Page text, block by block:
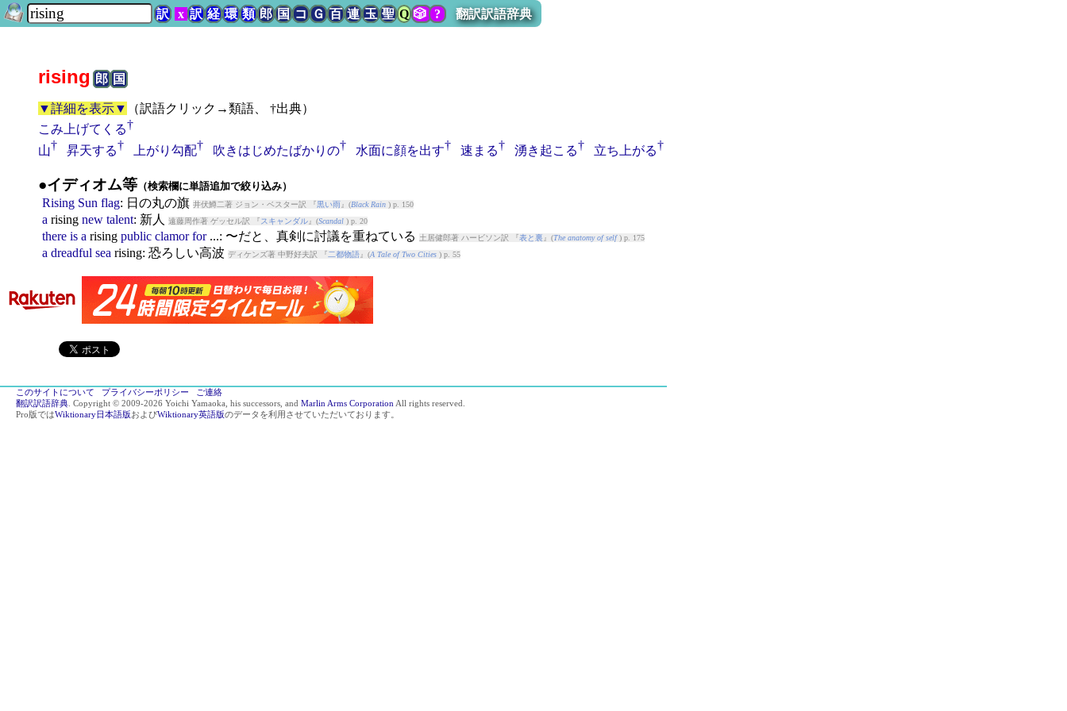
訳 x 訳 経 環 類 郎 国 コ Ｇ 百 連 玉 聖 Q 🎲? 翻訳訳語辞典
rising郎 国
▼詳細を表示▼ （訳語クリック→類語、 †出典）
こみ上げてくる†
山† 昇天する† 上がり勾配† 吹きはじめたばかりの† 水面に顔を出す† 速まる† 湧き起こる† 立ち上がる†
●イディオム等 （検索欄に単語追加で絞り込み）
Rising Sun flag: 日の丸の旗 井伏鱒二著 ジョン・ベスター訳 『黒い雨』(Black Rain) p. 150
a rising new talent: 新人 遠藤周作著 ゲッセル訳 『スキャンダル』(Scandal) p. 20
there is a rising public clamor for...: 〜だと、真剣に討議を重ねている 土居健郎著 ハービソン訳 『表と裏』(The anatomy of self) p. 175
a dreadful sea rising: 恐ろしい高波 ディケンズ著 中野好夫訳 『二都物語』(A Tale of Two Cities) p. 55
このサイトについて プライバシーポリシー
ご連絡
翻訳訳語辞典 . Copyright © 2009-2026 Yoichi Yamaoka, his successors, and Marlin Arms Corporation All rights reserved.
Pro版ではWiktionary日本語版およびWiktionary英語版のデータを利用させていただいております。